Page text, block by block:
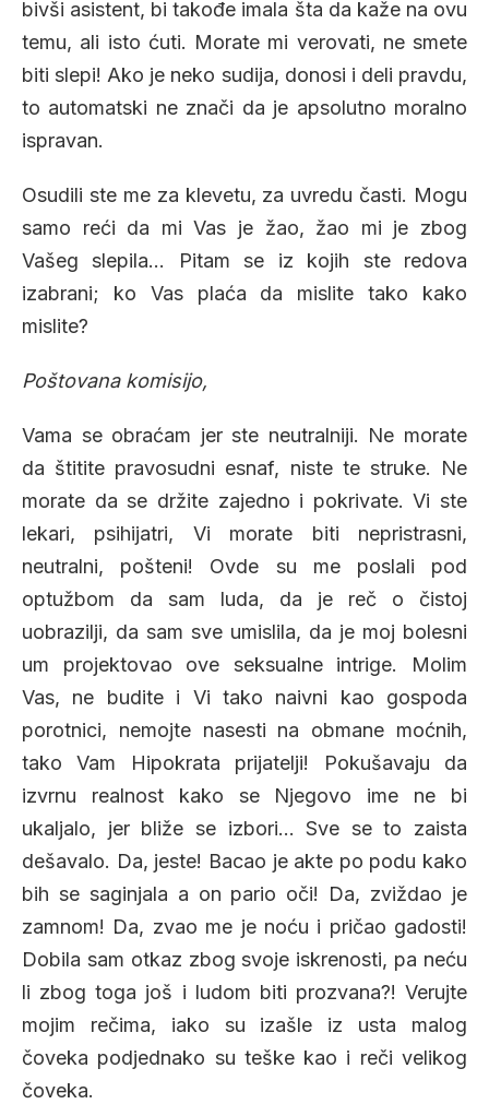
bivši asistent, bi takođe imala šta da kaže na ovu
temu, ali isto ćuti. Morate mi verovati, ne smete
biti slepi! Ako je neko sudija, donosi i deli pravdu,
to automatski ne znači da je apsolutno moralno
ispravan.
Osudili ste me za klevetu, za uvredu časti. Mogu
samo reći da mi Vas je žao, žao mi je zbog
Vašeg slepila… Pitam se iz kojih ste redova
izabrani; ko Vas plaća da mislite tako kako
mislite?
Poštovana komisijo,
Vama se obraćam jer ste neutralniji. Ne morate
da štitite pravosudni esnaf, niste te struke. Ne
morate da se držite zajedno i pokrivate. Vi ste
lekari, psihijatri, Vi morate biti nepristrasni,
neutralni, pošteni! Ovde su me poslali pod
optužbom da sam luda, da je reč o čistoj
uobrazilji, da sam sve umislila, da je moj bolesni
um projektovao ove seksualne intrige. Molim
Vas, ne budite i Vi tako naivni kao gospoda
porotnici, nemojte nasesti na obmane moćnih,
tako Vam Hipokrata prijatelji! Pokušavaju da
izvrnu realnost kako se Njegovo ime ne bi
ukaljalo, jer bliže se izbori… Sve se to zaista
dešavalo. Da, jeste! Bacao je akte po podu kako
bih se saginjala a on pario oči! Da, zviždao je
zamnom! Da, zvao me je noću i pričao gadosti!
Dobila sam otkaz zbog svoje iskrenosti, pa neću
li zbog toga još i ludom biti prozvana?! Verujte
mojim rečima, iako su izašle iz usta malog
čoveka podjednako su teške kao i reči velikog
čoveka.